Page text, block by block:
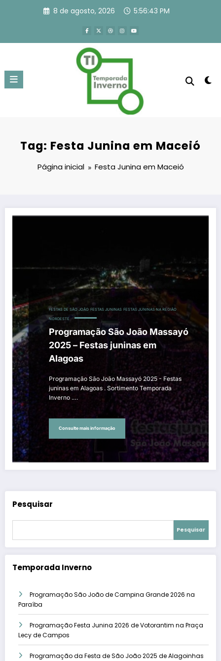
8 de agosto, 2026 5:56:43 PM
Tag: Festa Junina em Maceió
Página inicial Festa Junina em Maceió
FESTAS DE SÃO JOÃO FESTAS JUNINAS FESTAS JUNINAS NA REGIÃO
NORDESTE
Programação São João Massayó
2025 – Festas juninas em
Alagoas
Programação São João Massayó 2025 - Festas
juninas em Alagoas . Sortimento Temporada
Inverno .…
Consulte mais informação
Pesquisar
Pesquisar
Temporada Inverno
Programação São João de Campina Grande 2026 na
Paraíba
Programação Festa Junina 2026 de Votorantim na Praça
Lecy de Campos
Programação da Festa de São João 2025 de Alagoinhas